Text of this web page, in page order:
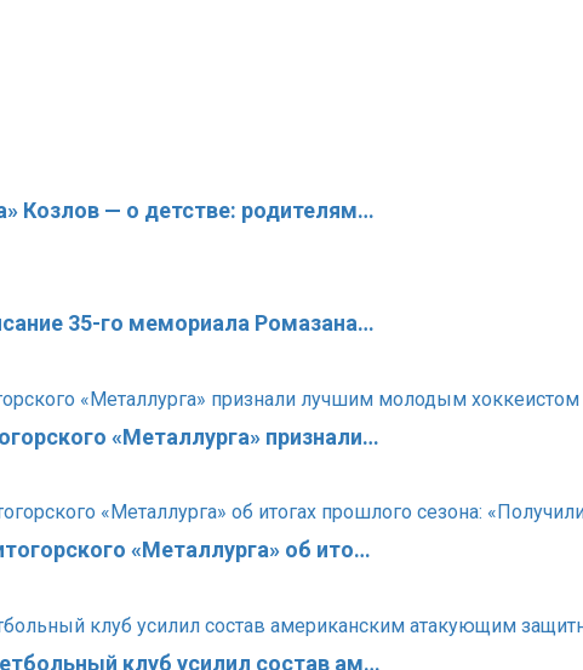
Козлов — о детстве: родителям…
35-го мемориала Ромазана…
«Металлурга» признали…
«Металлурга» об ито…
клуб усилил состав ам…